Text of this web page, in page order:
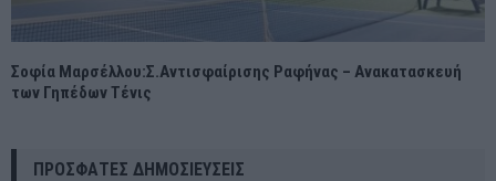
Σοφία Μαρσέλλου:Σ.Αντισφαίρισης Ραφήνας – Ανακατασκευή
των Γηπέδων Τένις
ΠΡΌΣΦΑΤΕΣ ΔΗΜΟΣΙΕΎΣΕΙΣ